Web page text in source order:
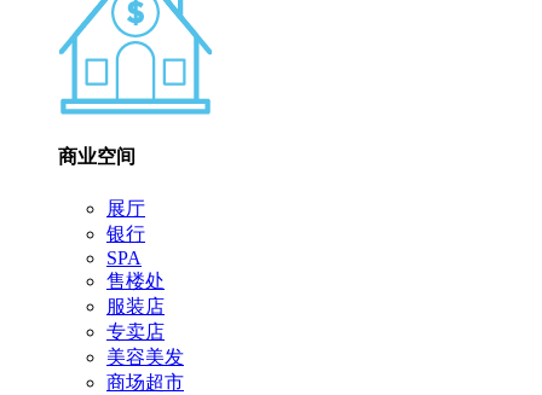
商业空间
展厅
银行
SPA
售楼处
服装店
专卖店
美容美发
商场超市